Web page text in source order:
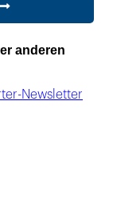
anderen
Newsletter